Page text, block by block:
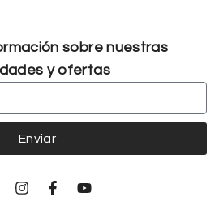
sobre nuestras
y ofertas
Enviar